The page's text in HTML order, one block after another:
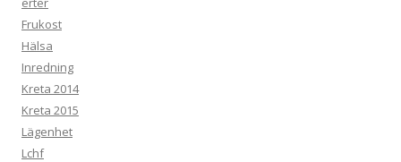
Frukost
Hälsa
Inredning
Kreta 2014
Kreta 2015
Lägenhet
Lchf